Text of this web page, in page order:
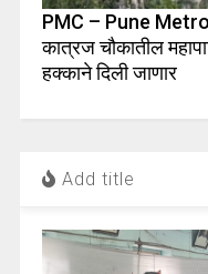
PMC – Pune Metro
कात्रज चौकातील
हक्काने दिली जाणार
Add title